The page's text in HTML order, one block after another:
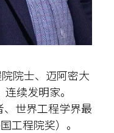
院士、迈阿密大
续发明家。
世界工程学界最
工程院奖）。